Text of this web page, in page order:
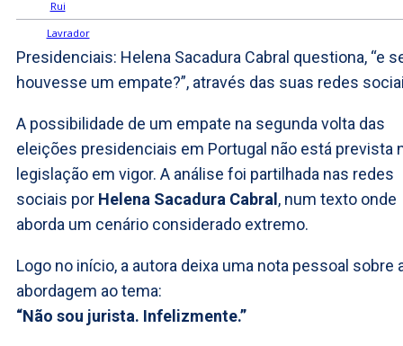
Presidenciais: Helena Sacadura Cabral questiona, “e
houvesse um empate?”, através das suas redes
A possibilidade de um empate na segunda volta das
eleições presidenciais em Portugal não está prevista
legislação em vigor. A análise foi partilhada nas redes
sociais por Helena Sacadura Cabral, num texto onde
aborda um cenário considerado extremo.
Logo no início, a autora deixa uma nota pessoal sobre
abordagem ao tema:
“Não sou jurista. Infelizmente.”